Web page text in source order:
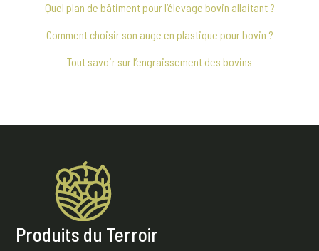
Quel plan de bâtiment pour l’élevage bovin allaitant ?
Comment choisir son auge en plastique pour bovin ?
Tout savoir sur l’engraissement des bovins
Produits du Terroir